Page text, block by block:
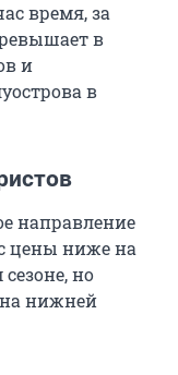
время, за
в
и
в
направление
цены ниже на
но
на нижней